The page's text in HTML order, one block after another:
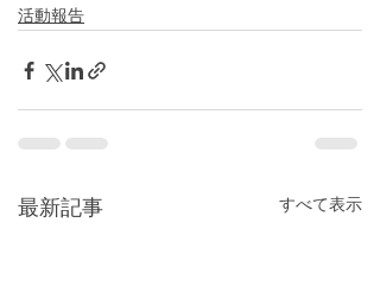
活動報告
最新記事 すべて表示